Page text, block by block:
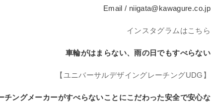
Email / niigata@kawagure.co.jp
インスタグラムはこちら
車輪がはまらない、雨の日でもすべらない
【ユニバーサルデザイングレーチングUDG】
チングメーカーがすべらないことにこだわった安全で安心な